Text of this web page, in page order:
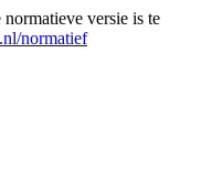
normatieve versie is te
normatief